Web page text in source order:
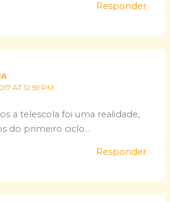
Responder
AT 12:59 PM
a telescola foi uma realidade,
do primeiro ciclo…
Responder